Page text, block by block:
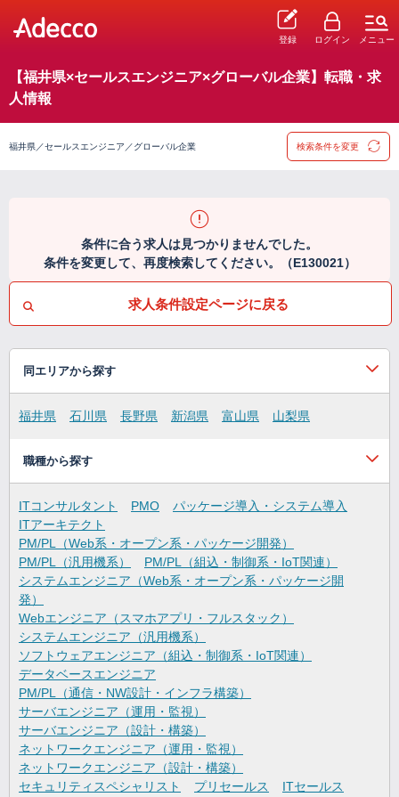
登録 ログイン メニュー
【福井県×セールスエンジニア×グローバル企業】転職・求
人情報
福井県／セールスエンジニア／グローバル企業 検索条件を変更
条件に合う求人は見つかりませんでした。
条件を変更して、再度検索してください。（E130021）
求人条件設定ページに戻る
同エリアから探す
福井県 石川県 長野県 新潟県 富山県 山梨県
職種から探す
ITコンサルタント PMO
パッケージ導入・システム導入
ITアーキテクト
PM/PL（Web系・オープン系・パッケージ開発）
PM/PL（汎用機系）
PM/PL（組込・制御系・IoT関連）
システムエンジニア（Web系・オープン系・パッケージ開
発）
Webエンジニア（スマホアプリ・フルスタック）
システムエンジニア（汎用機系）
ソフトウェアエンジニア（組込・制御系・IoT関連）
データベースエンジニア
PM/PL（通信・NW設計・インフラ構築）
サーバエンジニア（運用・監視）
サーバエンジニア（設計・構築）
ネットワークエンジニア（運用・監視）
ネットワークエンジニア（設計・構築）
セキュリティスペシャリスト
プリセールス
ITセールス